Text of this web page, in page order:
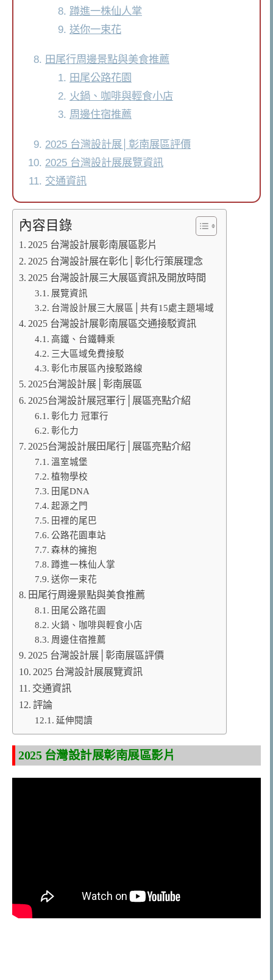
蹲進一株仙人掌
送你一束花
田尾行周邊景點與美食推薦
田尾公路花園
火鍋、咖啡與輕食小店
周邊住宿推薦
2025 台灣設計展│彰南展區評價
2025 台灣設計展展覽資訊
交通資訊
內容目錄
2025 台灣設計展彰南展區影片
2025 台灣設計展在彰化│彰化行策展理念
2025 台灣設計展三大展區資訊及開放時間
展覽資訊
台灣設計展三大展區│共有15處主題場域
2025 台灣設計展彰南展區交通接駁資訊
高鐵、台鐵轉乘
三大區域免費接駁
彰化市展區內接駁路線
2025台灣設計展│彰南展區
2025台灣設計展冠軍行│展區亮點介紹
彰化力 冠軍行
彰化力
2025台灣設計展田尾行│展區亮點介紹
溫室城堡
植物學校
田尾DNA
起源之門
田裡的尾巴
公路花園車站
森林的擁抱
蹲進一株仙人掌
送你一束花
田尾行周邊景點與美食推薦
田尾公路花園
火鍋、咖啡與輕食小店
周邊住宿推薦
2025 台灣設計展│彰南展區評價
2025 台灣設計展展覽資訊
交通資訊
評論
延伸閱讀
2025 台灣設計展彰南展區影片